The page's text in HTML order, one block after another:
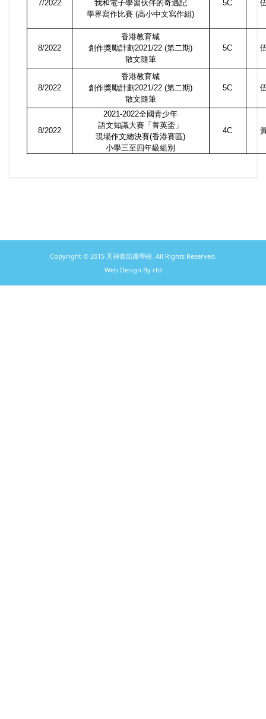
7/2022
我和電子學習伙伴的奇遇記
學界寫作比賽(高小中文寫作組)
5C
8/2022
香港教育城
創作獎勵計劃2021/22 (第二期)
散文隨筆
5C
8/2022
香港教育城
創作獎勵計劃2021/22 (第二期)
散文隨筆
5C
8/2022
2021-2022全國青少年
語文知識大賽「菁英盃」
現場作文總決賽(香港賽區)
小學三至四年級組別
4C
Copyright © 2015 天神嘉諾撒學校. All Rights Reserved.
Web Design By ctd